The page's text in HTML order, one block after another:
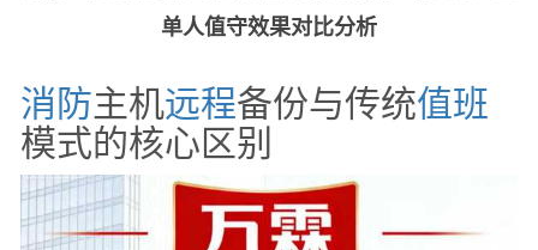
单人值守效果对比分析
消防主机远程备份与传统值班
模式的核心区别